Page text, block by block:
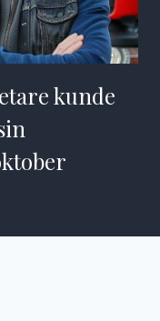
kunde